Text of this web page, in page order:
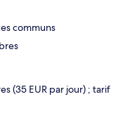
communs
(35 EUR par jour) ; tarif